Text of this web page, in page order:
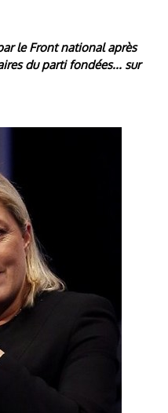
le Front national après
du parti fondées... sur